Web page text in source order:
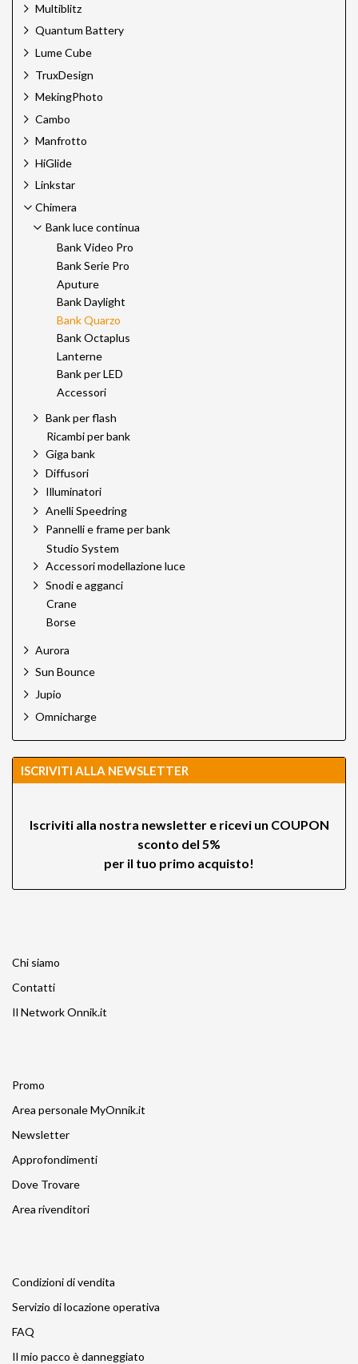
Multiblitz
Quantum Battery
Lume Cube
TruxDesign
MekingPhoto
Cambo
Manfrotto
HiGlide
Linkstar
Chimera
Bank luce continua
Bank Video Pro
Bank Serie Pro
Aputure
Bank Daylight
Bank Quarzo
Bank Octaplus
Lanterne
Bank per LED
Accessori
Bank per flash
Ricambi per bank
Giga bank
Diffusori
Illuminatori
Anelli Speedring
Pannelli e frame per bank
Studio System
Accessori modellazione luce
Snodi e agganci
Crane
Borse
Aurora
Sun Bounce
Jupio
Omnicharge
ISCRIVITI ALLA NEWSLETTER
Iscriviti alla nostra newsletter e ricevi un COUPON
sconto del 5%
per il tuo primo acquisto!
Chi siamo
Contatti
Il Network Onnik.it
Promo
Area personale MyOnnik.it
Newsletter
Approfondimenti
Dove Trovare
Area rivenditori
Condizioni di vendita
Servizio di locazione operativa
FAQ
Il mio pacco è danneggiato